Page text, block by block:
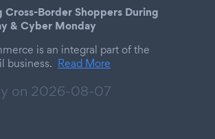
Border Shoppers During
& Cyber Monday
is an integral part of the
business. Read More
on 2026-08-07